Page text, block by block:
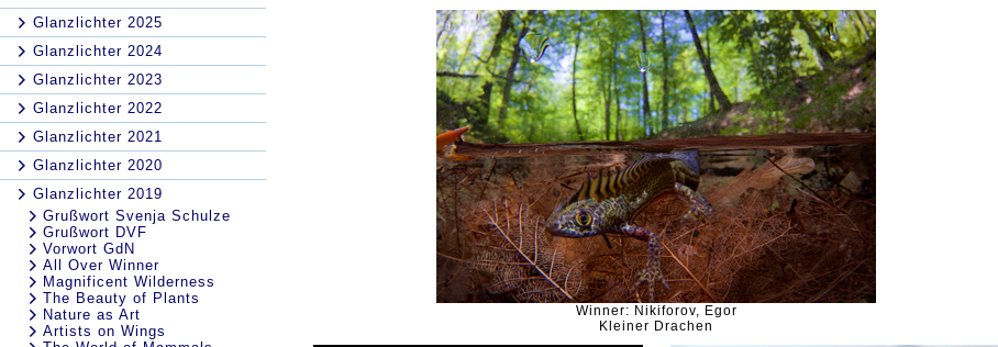
Glanzlichter 2025
Glanzlichter 2024
Glanzlichter 2023
Glanzlichter 2022
Glanzlichter 2021
Glanzlichter 2020
Glanzlichter 2019
Grußwort Svenja Schulze
Grußwort DVF
Vorwort GdN
All Over Winner
Magnificent Wilderness
The Beauty of Plants
Nature as Art
Artists on Wings
Winner: Nikiforov, Egor
Kleiner Drachen